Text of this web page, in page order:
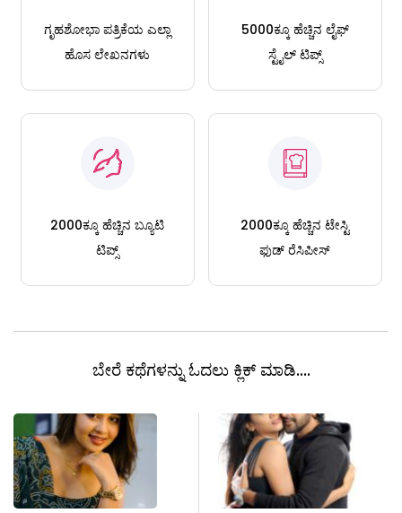
ಗೃಹಶೋಭಾ ಪತ್ರಿಕೆಯ ಎಲ್ಲಾ
ಹೊಸ ಲೇಖನಗಳು
5000ಕ್ಕೂ ಹೆಚ್ಚಿನ ಲೈಫ್
ಸ್ಟೈಲ್ ಟಿಪ್ಸ್
2000ಕ್ಕೂ ಹೆಚ್ಚಿನ ಬ್ಯೂಟಿ
ಟಿಪ್ಸ್
2000ಕ್ಕೂ ಹೆಚ್ಚಿನ ಟೇಸ್ಟಿ
ಫುಡ್ ರೆಸಿಪೀಸ್
ಬೇರೆ ಕಥೆಗಳನ್ನು ಓದಲು ಕ್ಲಿಕ್ ಮಾಡಿ....